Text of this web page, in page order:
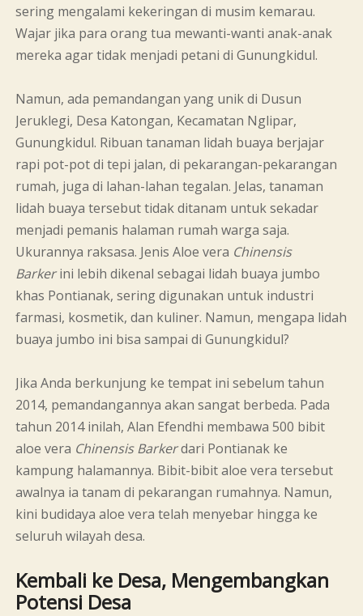
sering mengalami kekeringan di musim kemarau.
Wajar jika para orang tua mewanti-wanti anak-anak
mereka agar tidak menjadi petani di Gunungkidul.
Namun, ada pemandangan yang unik di Dusun
Jeruklegi, Desa Katongan, Kecamatan Nglipar,
Gunungkidul. Ribuan tanaman lidah buaya berjajar
rapi pot-pot di tepi jalan, di pekarangan-pekarangan
rumah, juga di lahan-lahan tegalan. Jelas, tanaman
lidah buaya tersebut tidak ditanam untuk sekadar
menjadi pemanis halaman rumah warga saja.
Ukurannya raksasa. Jenis Aloe vera Chinensis
Barkerini lebih dikenal sebagai lidah buaya jumbo
khas Pontianak, sering digunakan untuk industri
farmasi, kosmetik, dan kuliner. Namun, mengapa lidah
buaya jumbo ini bisa sampai di Gunungkidul?
Jika Anda berkunjung ke tempat ini sebelum tahun
2014, pemandangannya akan sangat berbeda. Pada
tahun 2014 inilah, Alan Efendhi membawa 500 bibit
aloe vera Chinensis Barkerdari Pontianak ke
kampung halamannya. Bibit-bibit aloe vera tersebut
awalnya ia tanam di pekarangan rumahnya. Namun,
kini budidaya aloe vera telah menyebar hingga ke
seluruh wilayah desa.
Kembali ke Desa, Mengembangkan
Potensi Desa